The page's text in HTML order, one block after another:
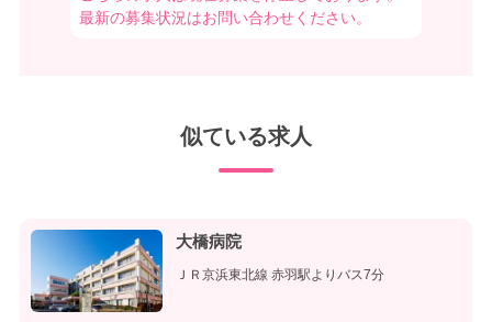
最新の募集状況はお問い合わせください。
似ている求人
大橋病院
ＪＲ京浜東北線 赤羽駅よりバス7分